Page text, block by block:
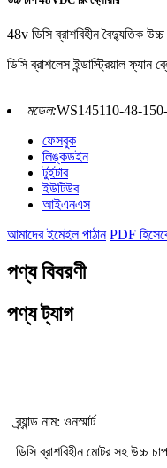
48v ডিসি ব্রাশবিহীন বৈদ্যুতিক
ডিসি ব্রাশলেস ইন্ডাস্ট্রিয়াল
মডেল:WS145110-48-
ফেসবুক
লিঙ্কডইন
টুইটার
ইউটিউব
আইএনএস
আমাদের ইমেইল পাঠান PDF
পণ্য বিবরণী
পণ্য ট্যাগ
ব্র্যান্ড নাম: ওনস্মার্ট
ডিসি ব্রাশবিহীন মোটর সহ উচ্চ চাপ